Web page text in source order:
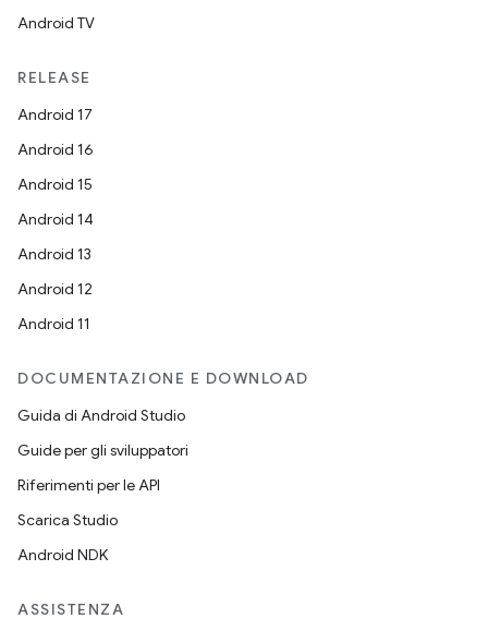
Android TV
RELEASE
Android 17
Android 16
Android 15
Android 14
Android 13
Android 12
Android 11
DOCUMENTAZIONE E DOWNLOAD
Guida di Android Studio
Guide per gli sviluppatori
Riferimenti per le API
Scarica Studio
Android NDK
ASSISTENZA